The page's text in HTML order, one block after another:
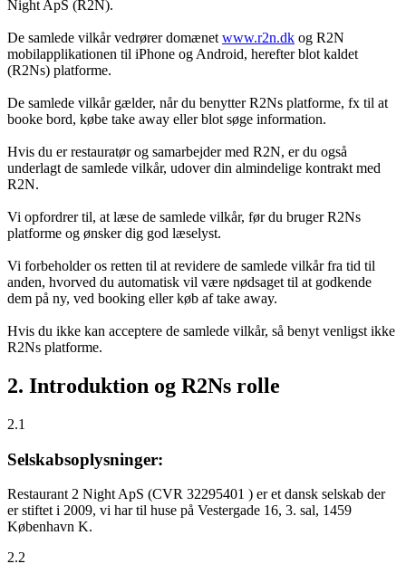
Night ApS (R2N).
De samlede vilkår vedrører domænet www.r2n.dk og R2N
mobilapplikationen til iPhone og Android, herefter blot kaldet
(R2Ns) platforme.
De samlede vilkår gælder, når du benytter R2Ns platforme, fx til at
booke bord, købe take away eller blot søge information.
Hvis du er restauratør og samarbejder med R2N, er du også
underlagt de samlede vilkår, udover din almindelige kontrakt med
R2N.
Vi opfordrer til, at læse de samlede vilkår, før du bruger R2Ns
platforme og ønsker dig god læselyst.
Vi forbeholder os retten til at revidere de samlede vilkår fra tid til
anden, hvorved du automatisk vil være nødsaget til at godkende
dem på ny, ved booking eller køb af take away.
Hvis du ikke kan acceptere de samlede vilkår, så benyt venligst ikke
R2Ns platforme.
2. Introduktion og R2Ns rolle
2.1
Selskabsoplysninger:
Restaurant 2 Night ApS (CVR 32295401 ) er et dansk selskab der
er stiftet i 2009, vi har til huse på Vestergade 16, 3. sal, 1459
København K.
2.2